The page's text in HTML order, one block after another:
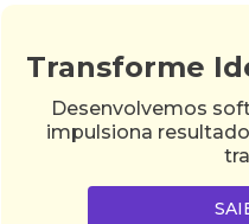
Transforme
Desenvolvemos
impulsiona